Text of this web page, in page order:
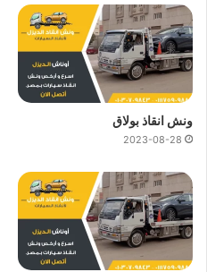
ونش انقاذ بولاق
2023-08-28